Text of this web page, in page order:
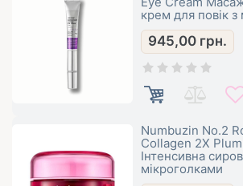
крем для повік з
945,00 грн.
Numbuzin No.2
Collagen 2X
Інтенсивна
мікроголками